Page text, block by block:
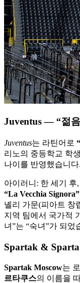
Juventus — “젊
Juventus는 라틴어로
리노의 중등학교 학
나이를 반영했습니다.
아이러니: 한 세기 후
“La Vecchia Signora”
녤리 가문(피아트 창
지역 팀에서 국가적
녀”는 “숙녀”가 되었
Spartak & Sparta
Spartak Moscow는
르타쿠스의 이름을